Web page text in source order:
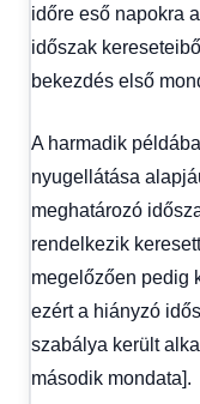
időre eső napokra
időszak
bekezdés első
A harmadik
nyugellátása
meghatározó
rendelkezik
megelőzően pedig
ezért a hiányzó
szabálya került
második mondata].